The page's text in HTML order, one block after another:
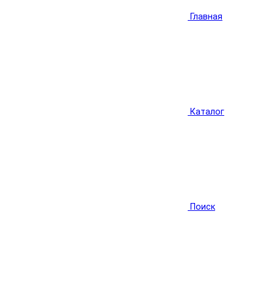
Главная
Каталог
Поиск